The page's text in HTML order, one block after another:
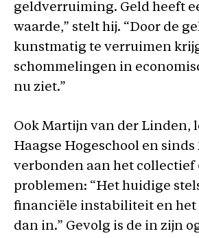
geldverruiming. Geld heeft
waarde,” stelt hij. “Door de
kunstmatig te verruimen
schommelingen in
nu ziet.”
Ook Martijn van der Linden,
Haagse Hogeschool en sinds
verbonden aan het collectief
problemen: “Het huidige
financiële instabiliteit en het
dan in.” Gevolg is de in zijn